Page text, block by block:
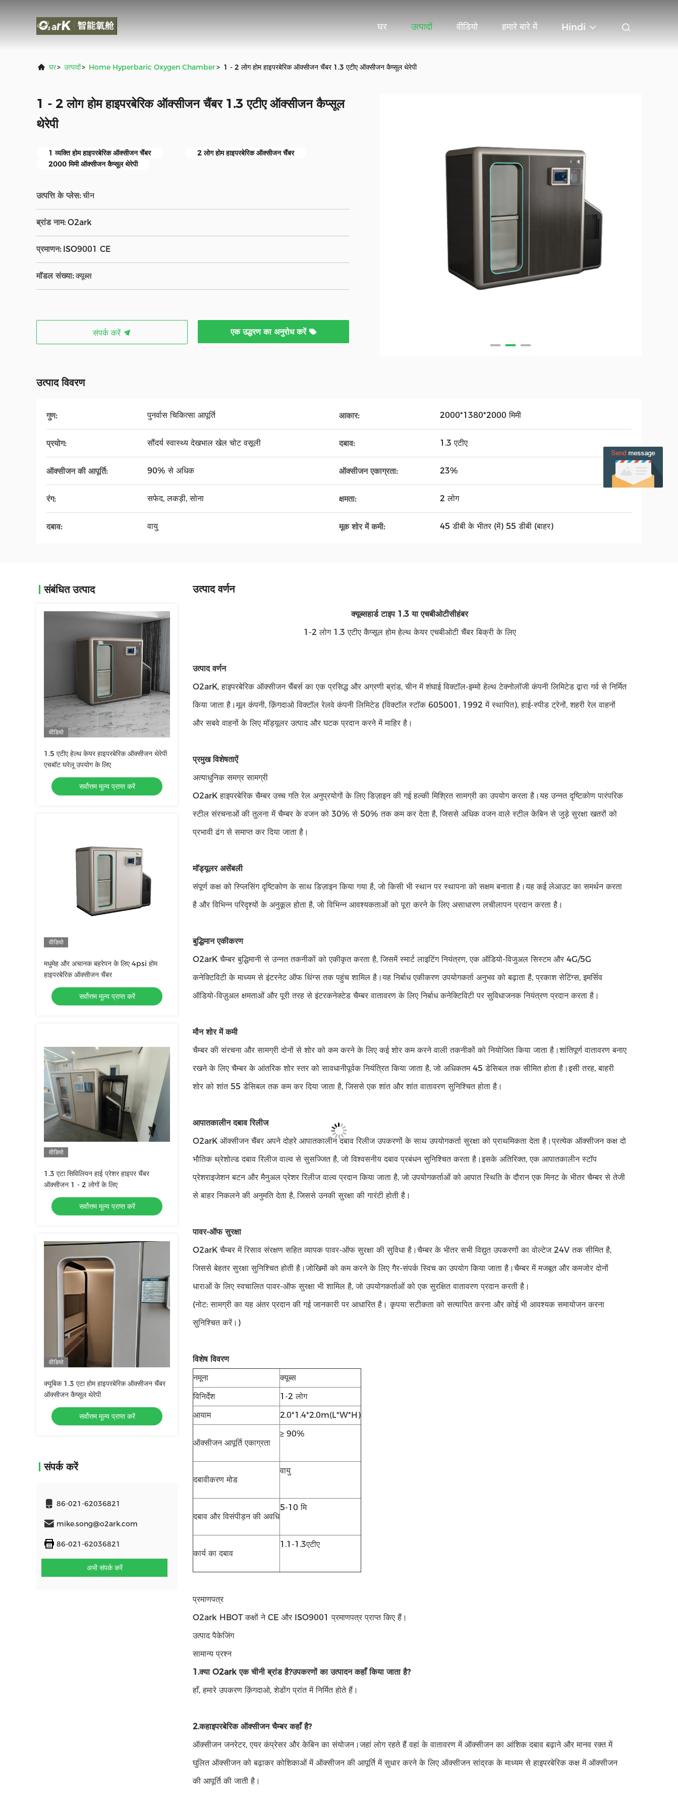
घर उत्पादों वीडियो हमारे बारे में Hindi
घर> उत्पादों> Home Hyperbaric Oxygen Chamber> 1 - 2 लोग होम हाइपरबेरिक ऑक्सीजन चैंबर 1.3 एटीए ऑक्सीजन कैप्सूल थेरेपी
1 - 2 लोग होम हाइपरबेरिक ऑक्सीजन चैंबर 1.3 एटीए ऑक्सीजन कैप्सूल
थेरेपी
1 व्यक्ति होम हाइपरबेरिक ऑक्सीजन चैंबर
2 लोग होम हाइपरबेरिक ऑक्सीजन चैंबर
2000 मिमी ऑक्सीजन कैप्सूल थेरेपी
उत्पत्ति के प्लेस: चीन
ब्रांड नाम: O2ark
प्रमाणन: ISO9001 CE
मॉडल संख्या: क्यूब्स
संपर्क करें एक उद्धरण का अनुरोध करें
उत्पाद विवरण
गुण: पुनर्वास चिकित्सा आपूर्ति आकार: 2000*1380*2000 मिमी
प्रयोग: सौंदर्य स्वास्थ्य देखभाल खेल चोट वसूली दबाव: 1.3 एटीए
ऑक्सीजन की आपूर्ति: 90% से अधिक ऑक्सीजन एकाग्रता: 23%
रंग: सफेद, लकड़ी, सोना क्षमता: 2 लोग
दबाव: वायु मूक शोर में कमी: 45 डीबी के भीतर (में) 55 डीबी (बाहर)
संबंधित उत्पाद
वीडियो
1.5 एटीए हेल्थ केयर हाइपरबेरिक ऑक्सीजन थेरेपी
एचबॉट घरेलू उपयोग के लिए
सर्वोत्तम मूल्य प्राप्त करें
वीडियो
मधुमेह और अचानक बहरेपन के लिए 4psi होम
हाइपरबेरिक ऑक्सीजन चैंबर
सर्वोत्तम मूल्य प्राप्त करें
वीडियो
1.3 एटा सिविलियन हाई प्रेशर हाइपर चैंबर
ऑक्सीजन 1 - 2 लोगों के लिए
सर्वोत्तम मूल्य प्राप्त करें
वीडियो
क्यूबिक 1.3 एटा होम हाइपरबेरिक ऑक्सीजन चैंबर
ऑक्सीजन कैप्सूल थेरेपी
सर्वोत्तम मूल्य प्राप्त करें
संपर्क करें
86-021-62036821
mike.song@o2ark.com
86-021-62036821
अभी संपर्क करें
उत्पाद वर्णन
क्यूब्सहार्ड टाइप 1.3 या एचबीओटीसीहंबर
1-2 लोग 1.3 एटीए कैप्सूल होम हेल्थ केयर एचबीओटी चैंबर बिक्री के लिए
उत्पाद वर्णन
O2arK, हाइपरबेरिक ऑक्सीजन चैंबर्स का एक प्रसिद्ध और अग्रणी ब्रांड, चीन में शंघाई विक्टॉल-इम्मो हेल्थ टेक्नोलॉजी कंपनी लिमिटेड द्वारा गर्व से निर्मित
किया जाता है।मूल कंपनी, क़िंगदाओ विक्टॉल रेलवे कंपनी लिमिटेड (विक्टॉल स्टॉक 605001, 1992 में स्थापित), हाई-स्पीड ट्रेनों, शहरी रेल वाहनों
और सबवे वाहनों के लिए मॉड्यूलर उत्पाद और घटक प्रदान करने में माहिर है।
प्रमुख विशेषताऐं
अत्याधुनिक समग्र सामग्री
O2arK हाइपरबेरिक चैम्बर उच्च गति रेल अनुप्रयोगों के लिए डिज़ाइन की गई हल्की मिश्रित सामग्री का उपयोग करता है।यह उन्नत दृष्टिकोण पारंपरिक
स्टील संरचनाओं की तुलना में चैम्बर के वजन को 30% से 50% तक कम कर देता है, जिससे अधिक वजन वाले स्टील केबिन से जुड़े सुरक्षा खतरों को
प्रभावी ढंग से समाप्त कर दिया जाता है।
मॉड्यूलर असेंबली
संपूर्ण कक्ष को स्प्लिसिंग दृष्टिकोण के साथ डिज़ाइन किया गया है, जो किसी भी स्थान पर स्थापना को सक्षम बनाता है।यह कई लेआउट का समर्थन करता
है और विभिन्न परिदृश्यों के अनुकूल होता है, जो विभिन्न आवश्यकताओं को पूरा करने के लिए असाधारण लचीलापन प्रदान करता है।
बुद्धिमान एकीकरण
O2arK चैम्बर बुद्धिमानी से उन्नत तकनीकों को एकीकृत करता है, जिसमें स्मार्ट लाइटिंग नियंत्रण, एक ऑडियो-विजुअल सिस्टम और 4G/5G
कनेक्टिविटी के माध्यम से इंटरनेट ऑफ थिंग्स तक पहुंच शामिल है।यह निर्बाध एकीकरण उपयोगकर्ता अनुभव को बढ़ाता है, प्रकाश सेटिंग्स, इमर्सिव
ऑडियो-विज़ुअल क्षमताओं और पूरी तरह से इंटरकनेक्टेड चैम्बर वातावरण के लिए निर्बाध कनेक्टिविटी पर सुविधाजनक नियंत्रण प्रदान करता है।
मौन शोर में कमी
चैम्बर की संरचना और सामग्री दोनों से शोर को कम करने के लिए कई शोर कम करने वाली तकनीकों को नियोजित किया जाता है।शांतिपूर्ण वातावरण बनाए
रखने के लिए चैम्बर के आंतरिक शोर स्तर को सावधानीपूर्वक नियंत्रित किया जाता है, जो अधिकतम 45 डेसिबल तक सीमित होता है।इसी तरह, बाहरी
शोर को शांत 55 डेसिबल तक कम कर दिया जाता है, जिससे एक शांत और शांत वातावरण सुनिश्चित होता है।
आपातकालीन दबाव रिलीज
O2arK ऑक्सीजन चैंबर अपने दोहरे आपातकालीन दबाव रिलीज उपकरणों के साथ उपयोगकर्ता सुरक्षा को प्राथमिकता देता है।प्रत्येक ऑक्सीजन कक्ष दो
भौतिक थ्रेशोल्ड दबाव रिलीज वाल्व से सुसज्जित है, जो विश्वसनीय दबाव प्रबंधन सुनिश्चित करता है।इसके अतिरिक्त, एक आपातकालीन स्टॉप
प्रेशराइजेशन बटन और मैनुअल प्रेशर रिलीज वाल्व प्रदान किया जाता है, जो उपयोगकर्ताओं को आपात स्थिति के दौरान एक मिनट के भीतर चैम्बर से तेजी
से बाहर निकलने की अनुमति देता है, जिससे उनकी सुरक्षा की गारंटी होती है।
पावर-ऑफ सुरक्षा
O2arK चैम्बर में रिसाव संरक्षण सहित व्यापक पावर-ऑफ सुरक्षा की सुविधा है।चैम्बर के भीतर सभी विद्युत उपकरणों का वोल्टेज 24V तक सीमित है,
जिससे बेहतर सुरक्षा सुनिश्चित होती है।जोखिमों को कम करने के लिए गैर-संपर्क स्विच का उपयोग किया जाता है।चैम्बर में मजबूत और कमजोर दोनों
धाराओं के लिए स्वचालित पावर-ऑफ सुरक्षा भी शामिल है, जो उपयोगकर्ताओं को एक सुरक्षित वातावरण प्रदान करती है।
(नोट: सामग्री का यह अंतर प्रदान की गई जानकारी पर आधारित है। कृपया सटीकता को सत्यापित करना और कोई भी आवश्यक समायोजन करना
सुनिश्चित करें।)
विशेष विवरण
नमूना
क्यूब्स
विनिर्देश
1-2 लोग
आयाम
2.0*1.4*2.0m(L*W*H)
ऑक्सीजन आपूर्ति एकाग्रता
≥ 90%
दबावीकरण मोड
वायु
दबाव और विसंपीड़न की अवधि
5-10 मि
कार्य का दबाव
1.1-1.3एटीए
प्रमाणपत्र
O2ark HBOT कक्षों ने CE और ISO9001 प्रमाणपत्र प्राप्त किए हैं।
उत्पाद पैकेजिंग
सामान्य प्रश्न
1.क्या O2ark एक चीनी ब्रांड है?उपकरणों का उत्पादन कहाँ किया जाता है?
हाँ, हमारे उपकरण क़िंगदाओ, शेडोंग प्रांत में निर्मित होते हैं।
2.कहाइपरबेरिक ऑक्सीजन चैम्बर कहाँ है?
ऑक्सीजन जनरेटर, एयर कंप्रेसर और केबिन का संयोजन।जहां लोग रहते हैं वहां के वातावरण में ऑक्सीजन का आंशिक दबाव बढ़ाने और मानव रक्त में
घुलित ऑक्सीजन को बढ़ाकर कोशिकाओं में ऑक्सीजन की आपूर्ति में सुधार करने के लिए ऑक्सीजन सांद्रक के माध्यम से हाइपरबेरिक कक्ष में ऑक्सीजन
की आपूर्ति की जाती है।